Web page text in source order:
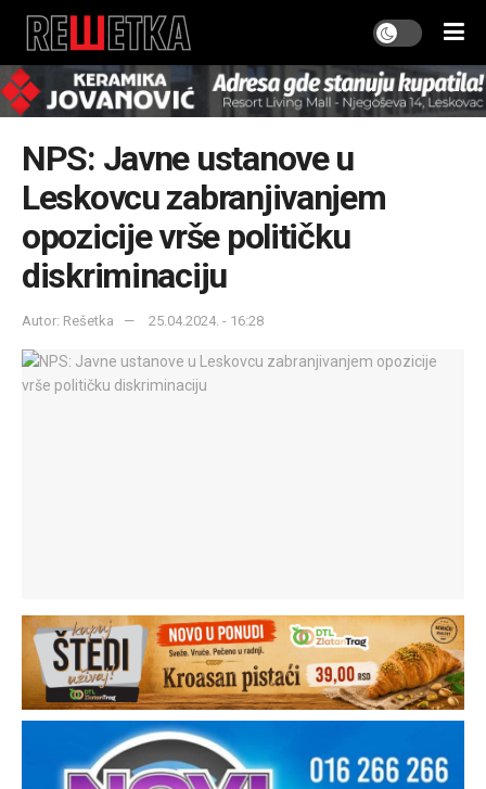
NPS: Javne ustanove u
Leskovcu zabranjivanjem
opozicije vrše političku
diskriminaciju
Autor: Rešetka 25.04.2024. - 16:28